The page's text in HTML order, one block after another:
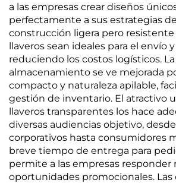
a las empresas crear diseños
perfectamente a sus estrategias
construcción ligera pero
llaveros sean ideales para el envío
reduciendo los costos logísticos.
almacenamiento se ve mejorada
compacto y naturaleza apilable,
gestión de inventario. El atractivo
llaveros transparentes los hace
diversas audiencias objetivo,
corporativos hasta consumidores
breve tiempo de entrega para
permite a las empresas responder
oportunidades promocionales. Las